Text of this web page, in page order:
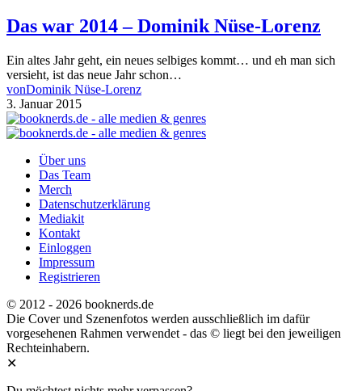
Das war 2014 – Dominik Nüse-Lorenz
Ein altes Jahr geht, ein neues selbiges kommt… und eh man sich
versieht, ist das neue Jahr schon…
vonDominik Nüse-Lorenz
3. Januar 2015
Über uns
Das Team
Merch
Datenschutzerklärung
Mediakit
Kontakt
Einloggen
Impressum
Registrieren
© 2012 - 2026 booknerds.de
Die Cover und Szenenfotos werden ausschließlich im dafür
vorgesehenen Rahmen verwendet - das © liegt bei den jeweiligen
Rechteinhabern.
✕